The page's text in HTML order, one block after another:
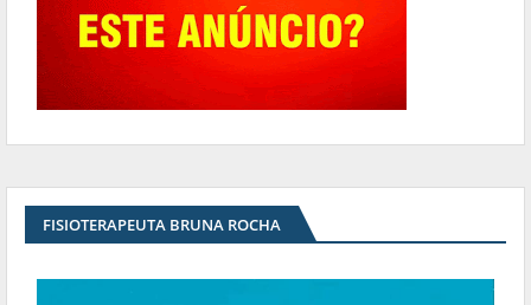
FISIOTERAPEUTA BRUNA ROCHA